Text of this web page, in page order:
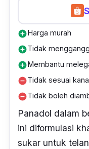
add_circleHarga murah
add_circleTidak
add_circleMembantu
remove_circleTidak sesuai
remove_circleTidak boleh
Panadol dalam
ini diformulasi
sukar untuk